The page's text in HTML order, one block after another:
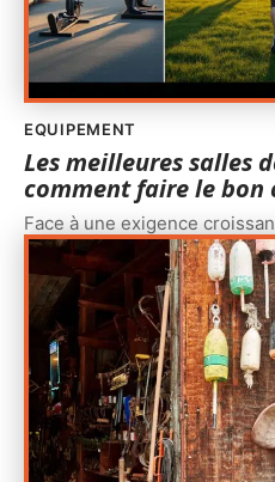
EQUIPEMENT
Les meilleures salles
comment faire le bon
Face à une exigence